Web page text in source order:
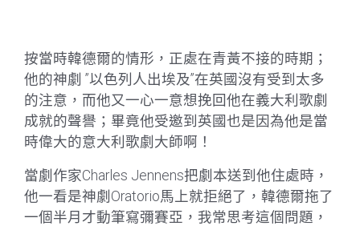
按當時韓德爾的情形，正處在青黃不接的時期；
他的神劇 ”以色列人出埃及”在英國沒有受到太多
的注意，而他又一心一意想挽回他在義大利歌劇
成就的聲譽；畢竟他受邀到英國也是因為他是當
時偉大的意大利歌劇大師啊！
當劇作家Charles Jennens把劇本送到他住處時，
他一看是神劇Oratorio馬上就拒絕了，韓德爾拖了
一個半月才動筆寫彌賽亞，我常思考這個問題，